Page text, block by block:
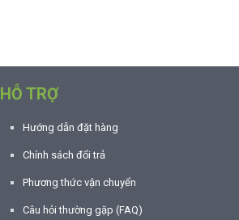
HỖ TRỢ
Hướng dẫn đặt hàng
Chính sách đổi trả
Phương thức vận chuyển
Câu hỏi thường gặp (FAQ)